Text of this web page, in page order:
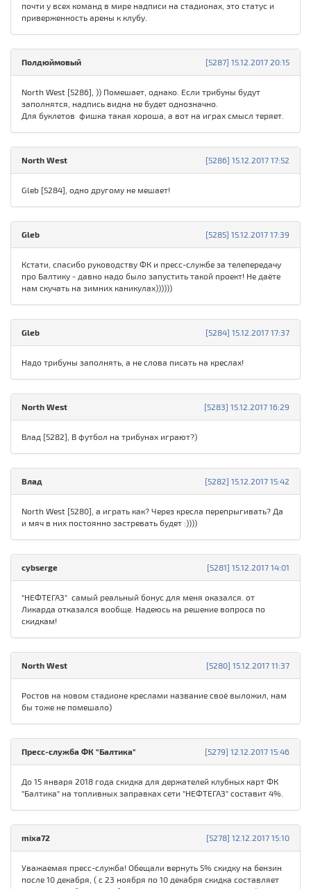
почти у всех команд в мире надписи на стадионах, это статус и
приверженность арены к клубу.
[5287] 15.12.2017 20:15
Полдюймовый
North West [5286], )) Помешает, однако. Если трибуны будут
заполнятся, надпись видна не будет однозначно.
Для буклетов фишка такая хороша, а вот на играх смысл теряет.
[5286] 15.12.2017 17:52
North West
Gleb [5284], одно другому не мешает!
[5285] 15.12.2017 17:39
Gleb
Кстати, спасибо руководству ФК и пресс-службе за телепередачу
про Балтику - давно надо было запустить такой проект! Не даёте
нам скучать на зимних каникулах))))))
[5284] 15.12.2017 17:37
Gleb
Надо трибуны заполнять, а не слова писать на креслах!
[5283] 15.12.2017 16:29
North West
Влад [5282], В футбол на трибунах играют?)
[5282] 15.12.2017 15:42
Влад
North West [5280], а играть как? Через кресла перепрыгивать? Да
и мяч в них постоянно застревать будет :))))
[5281] 15.12.2017 14:01
cybserge
"НЕФТЕГАЗ" самый реальный бонус для меня оказался. от
Ликарда отказался вообще. Надеюсь на решение вопроса по
скидкам!
[5280] 15.12.2017 11:37
North West
Ростов на новом стадионе креслами название своё выложил, нам
бы тоже не помешало)
[5279] 12.12.2017 15:46
Пресс-служба ФК "Балтика"
До 15 января 2018 года скидка для держателей клубных карт ФК
"Балтика" на топливных заправках сети "НЕФТЕГАЗ" составит 4%.
[5278] 12.12.2017 15:10
mixa72
Уважаемая пресс-служба! Обещали вернуть 5% скидку на бензин
после 10 декабря, ( с 23 ноября по 10 декабря скидка составляет